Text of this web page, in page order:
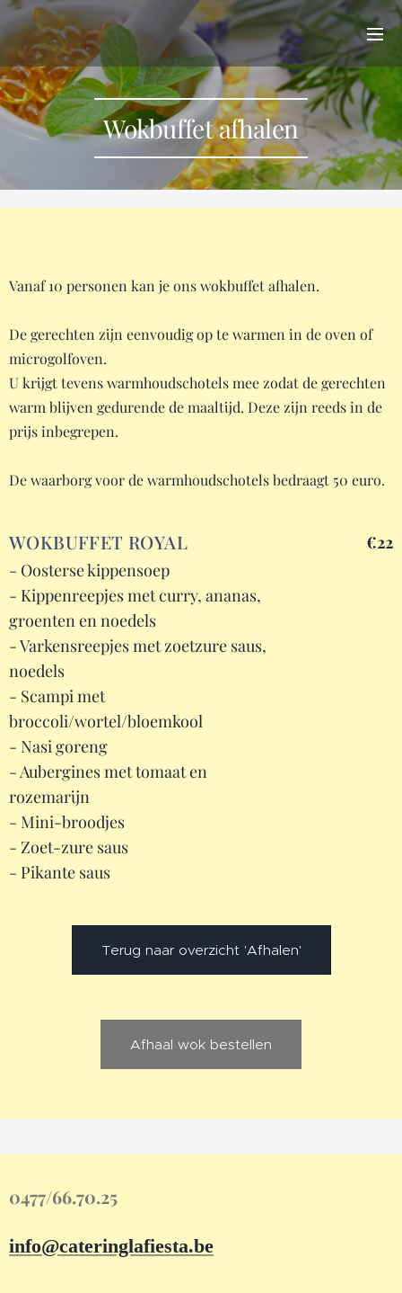
Wokbuffet afhalen
Vanaf 10 personen kan je ons wokbuffet afhalen.
De gerechten zijn eenvoudig op te warmen in de oven of
microgolfoven.
U krijgt tevens warmhoudschotels mee zodat de gerechten
warm blijven gedurende de maaltijd. Deze zijn reeds in de
prijs inbegrepen.
De waarborg voor de warmhoudschotels bedraagt 50 euro.
WOKBUFFET ROYAL
- Oosterse kippensoep
- Kippenreepjes met curry, ananas,
groenten en noedels
- Varkensreepjes met zoetzure saus,
noedels
- Scampi met
broccoli/wortel/bloemkool
- Nasi goreng
- Aubergines met tomaat en
rozemarijn
- Mini-broodjes
- Zoet-zure saus
- Pikante saus
€22
Terug naar overzicht 'Afhalen'
Afhaal wok bestellen
0477/66.70.25
info@cateringlafiesta.be